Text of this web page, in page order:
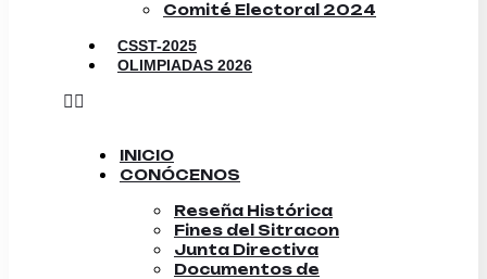
Comité Electoral 2024
CSST-2025
OLIMPIADAS 2026
INICIO
CONÓCENOS
Reseña Histórica
Fines del Sitracon
Junta Directiva
Documentos de